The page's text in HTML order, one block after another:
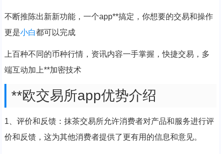
不断推陈出新新功能，一个app**搞定，你想要的交易和操作
更是小白都可以完成
上百种不同的币种行情，资讯内容一手掌握，快捷交易，多
端互动加上**加密技术
**欧交易所app优势介绍
1、评价和反馈：抹茶交易所允许消费者对产品和服务进行评
价和反馈，这为其他消费者提供了更有用的信息和意见。